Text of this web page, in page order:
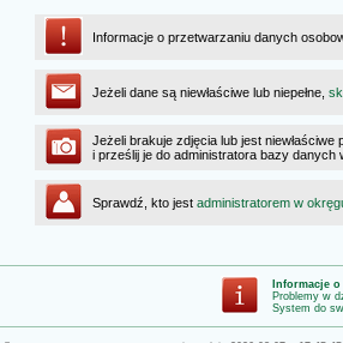
Informacje o przetwarzaniu danych
Jeżeli dane są niewłaściwe lub niepełne,
Jeżeli brakuje zdjęcia lub jest
i prześlij je do administratora bazy danych
Sprawdź, kto jest administratorem w
Informacje
Problemy w
System do